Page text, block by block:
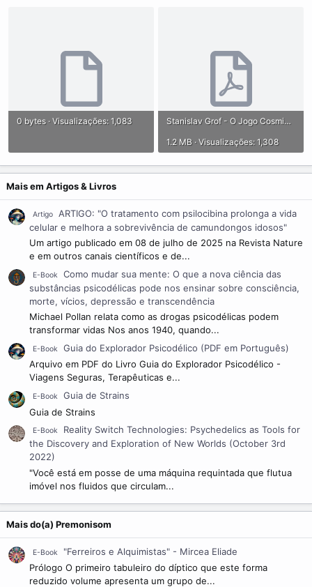
0 bytes · Visualizações: 1,083
Stanislav Grof - O Jogo Cosmico.pdf
1.2 MB · Visualizações: 1,308
Mais em Artigos & Livros
Artigo
ARTIGO: "O tratamento com psilocibina prolonga a vida
celular e melhora a sobrevivência de camundongos idosos"
Um artigo publicado em 08 de julho de 2025 na Revista Nature
e em outros canais científicos e de...
E-Book
Como mudar sua mente: O que a nova ciência das
substâncias psicodélicas pode nos ensinar sobre consciência,
morte, vícios, depressão e transcendência
Michael Pollan relata como as drogas psicodélicas podem
transformar vidas Nos anos 1940, quando...
E-Book
Guia do Explorador Psicodélico (PDF em Português)
Arquivo em PDF do Livro Guia do Explorador Psicodélico -
Viagens Seguras, Terapêuticas e...
E-Book
Guia de Strains
Guia de Strains
E-Book
Reality Switch Technologies: Psychedelics as Tools for
the Discovery and Exploration of New Worlds (October 3rd
2022)
"Você está em posse de uma máquina requintada que flutua
imóvel nos fluidos que circulam...
Mais do(a) Premonisom
E-Book
"Ferreiros e Alquimistas" - Mircea Eliade
Prólogo O primeiro tabuleiro do díptico que este forma
reduzido volume apresenta um grupo de...